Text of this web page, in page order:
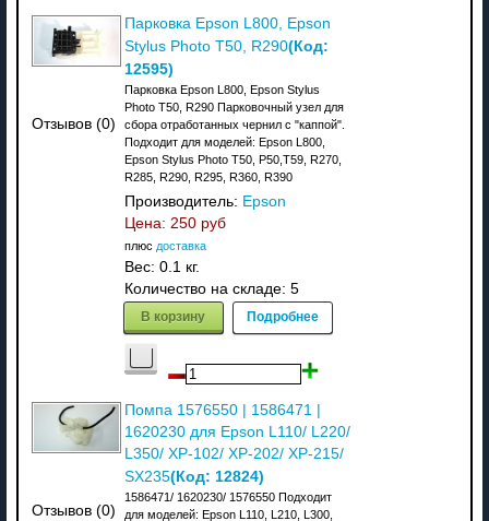
Отзывов (0)
Парковка Epson L800, Epson
Stylus Photo T50, R290(Код:
12595)
Парковка Epson L800, Epson Stylus
Photo T50, R290 Парковочный узел для
сбора отработанных чернил с "каппой".
Подходит для моделей: Epson L800,
Epson Stylus Photo T50, P50,T59, R270,
R285, R290, R295, R360, R390
Производитель: Epson
Цена: 250 руб
плюс доставка
Вес: 0.1 кг.
Количество на складе: 5
В корзину Подробнее
Отзывов (0)
Помпа 1576550 | 1586471 |
1620230 для Epson L110/ L220/
L350/ XP-102/ XP-202/ XP-215/
SX235(Код: 12824)
1586471/ 1620230/ 1576550 Подходит
для моделей: Epson L110, L210, L300,